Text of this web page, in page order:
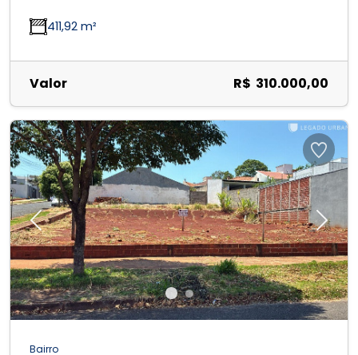
411,92 m²
Valor R$ 310.000,00
Previous Next
Bairro